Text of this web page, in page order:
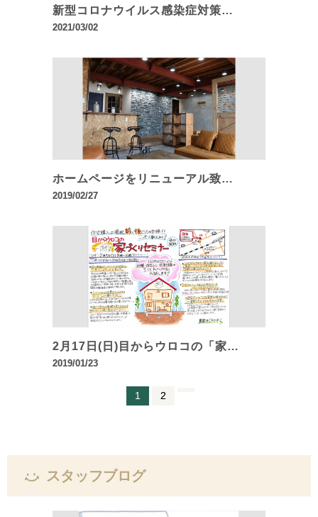
新型コロナウイルス感染症対策…
2021/03/02
ホームページをリニューアル致…
2019/02/27
2月17日(日)目からウロコの「家…
2019/01/23
1 2
スタッフブログ